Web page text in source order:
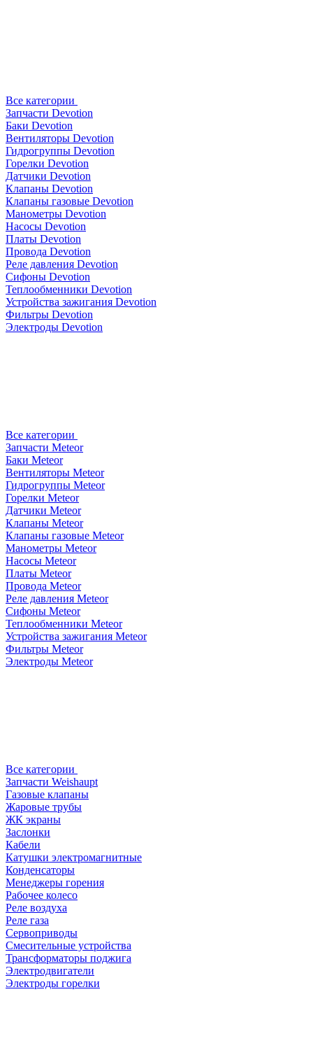
Все категории
Запчасти Devotion
Баки Devotion
Вентиляторы Devotion
Гидрогруппы Devotion
Горелки Devotion
Датчики Devotion
Клапаны Devotion
Клапаны газовые Devotion
Манометры Devotion
Насосы Devotion
Платы Devotion
Провода Devotion
Реле давления Devotion
Сифоны Devotion
Теплообменники Devotion
Устройства зажигания Devotion
Фильтры Devotion
Электроды Devotion
Все категории
Запчасти Meteor
Баки Meteor
Вентиляторы Meteor
Гидрогруппы Meteor
Горелки Meteor
Датчики Meteor
Клапаны Meteor
Клапаны газовые Meteor
Манометры Meteor
Насосы Meteor
Платы Meteor
Провода Meteor
Реле давления Meteor
Сифоны Meteor
Теплообменники Meteor
Устройства зажигания Meteor
Фильтры Meteor
Электроды Meteor
Все категории
Запчасти Weishaupt
Газовые клапаны
Жаровые трубы
ЖК экраны
Заслонки
Кабели
Катушки электромагнитные
Конденсаторы
Менеджеры горения
Рабочее колесо
Реле воздухa
Реле газа
Сервоприводы
Смесительные устройства
Трансформаторы поджига
Электродвигатели
Электроды горелки